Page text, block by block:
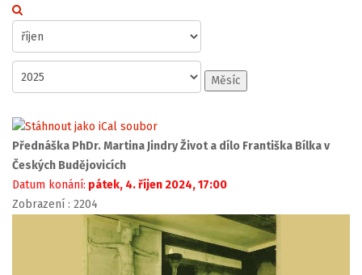
Měsíc
Přednáška PhDr. Martina Jindry Život a dílo Františka Bílka v
Českých Budějovicích
Datum konání: pátek, 4. říjen 2024, 17:00
Zobrazení : 2204